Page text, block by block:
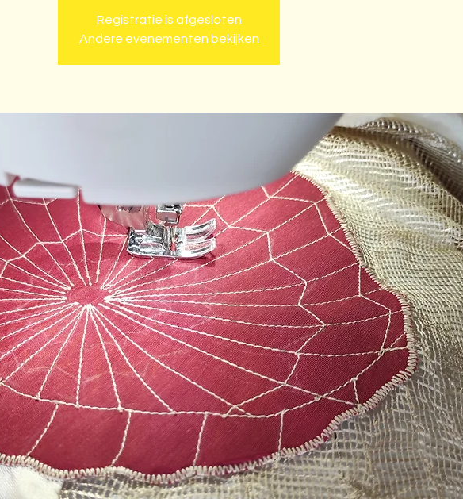
Registratie is afgesloten
Andere evenementen bekijken